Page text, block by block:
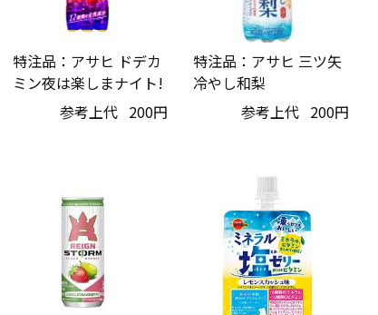
特注品：アサヒ ドデカ
ミン夜は楽しまナイト!
参考上代 200円
特注品：アサヒ 三ツ矢
冷やし和梨
参考上代 200円